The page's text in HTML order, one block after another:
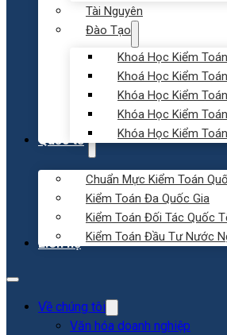
Tài Nguyên
Đào Tạo
Khoá Học Kiểm
Khoá Học Kiểm
Khóa Học Kiểm
Khóa Học Kiểm
Khóa Học Kiểm
Quốc tế
Chuẩn Mực Kiểm Toán
Kiểm Toán Đa Quốc Gia
Kiểm Toán Đối Tác Quốc
Kiểm Toán Đầu Tư Nước
Liên hệ
Về chúng tôi
Văn hóa doanh nghiệp